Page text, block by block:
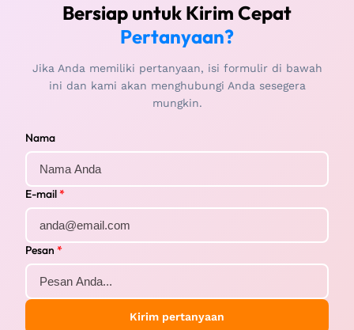
Bersiap untuk Kirim Cepat
Pertanyaan?
Jika Anda memiliki pertanyaan, isi formulir di bawah
ini dan kami akan menghubungi Anda sesegera
mungkin.
Nama
E-mail*
Pesan *
Kirim pertanyaan